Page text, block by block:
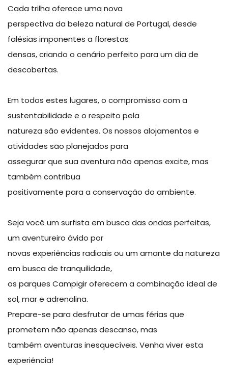
Cada trilha oferece uma nova
perspectiva da beleza natural de Portugal, desde
falésias imponentes a florestas
densas, criando o cenário perfeito para um dia de
descobertas.
Em todos estes lugares, o compromisso com a
sustentabilidade e o respeito pela
natureza são evidentes. Os nossos alojamentos e
atividades são planejados para
assegurar que sua aventura não apenas excite, mas
também contribua
positivamente para a conservação do ambiente.
Seja você um surfista em busca das ondas perfeitas,
um aventureiro ávido por
novas experiências radicais ou um amante da natureza
em busca de tranquilidade,
os parques Campigir oferecem a combinação ideal de
sol, mar e adrenalina.
Prepare-se para desfrutar de umas férias que
prometem não apenas descanso, mas
também aventuras inesquecíveis. Venha viver esta
experiência!